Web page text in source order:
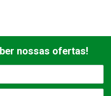
nossas ofertas!